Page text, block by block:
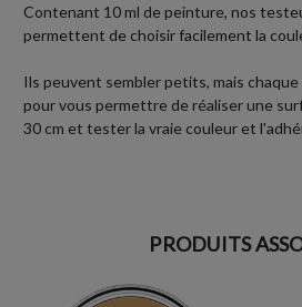
Contenant 10 ml de peinture, nos
permettent de choisir facilement la
Ils peuvent sembler petits, mais
pour vous permettre de réaliser une
30 cm et tester la vraie couleur et
PRODUITS